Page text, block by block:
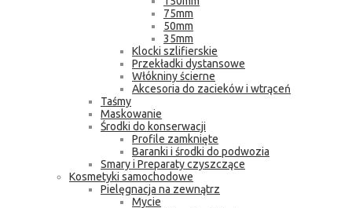
75mm
50mm
35mm
Klocki szlifierskie
Przekładki dystansowe
Włókniny ścierne
Akcesoria do zacieków i wtrąceń
Taśmy
Maskowanie
Środki do konserwacji
Profile zamknięte
Baranki i środki do podwozia
Smary i Preparaty czyszczące
Kosmetyki samochodowe
Pielęgnacja na zewnątrz
Mycie